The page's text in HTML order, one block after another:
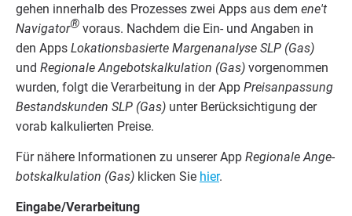
gehen inner­halb des Pro­zes­ses zwei Apps aus dem ene't
Navi­ga­tor® vor­aus. Nach­dem die Ein- und Anga­ben in
den Apps Loka­ti­ons­ba­sier­te Mar­gen­ana­ly­se SLP (Gas)
und Regio­na­le Ange­bots­kal­ku­la­ti­on (Gas) vor­ge­nom­men
wur­den, folgt die Ver­ar­bei­tung in der App Preis­an­pas­sung
Bestands­kun­den SLP (Gas) unter Berück­sich­ti­gung der
vor­ab kal­ku­lier­ten Preise.
Für nähe­re Infor­ma­tio­nen zu unse­rer App Regio­na­le Ange­
bots­kal­ku­la­ti­on (Gas) kli­cken Sie hier.
Eingabe/​Ver­ar­bei­tung